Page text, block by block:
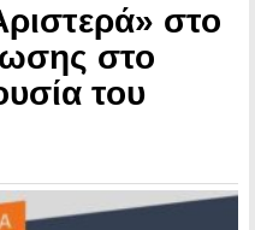
στο
στο
του